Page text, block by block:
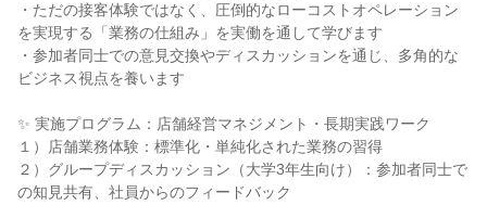
・ただの接客体験ではなく、圧倒的なローコストオペレーション
を実現する「業務の仕組み」を実働を通して学びます
・参加者同士での意見交換やディスカッションを通じ、多角的な
ビジネス視点を養います
✨ 実施プログラム：店舗経営マネジメント・長期実践ワーク
１）店舗業務体験：標準化・単純化された業務の習得
２）グループディスカッション（大学3年生向け）：参加者同士で
の知見共有、社員からのフィードバック